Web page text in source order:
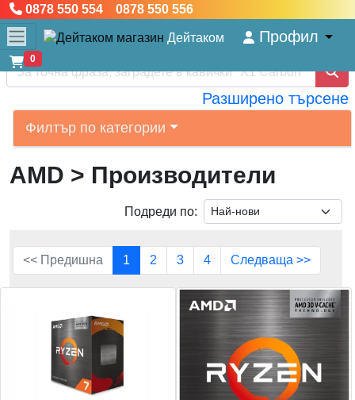
0878 550 554 0878 550 556
Дейтаком Профил
0
Разширено търсене
Филтър по категории
AMD > Производители
Подреди по:
<< Предишна 1 2 3 4 Следваща >>